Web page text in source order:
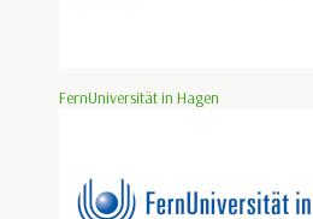
FernUniversität in Hagen